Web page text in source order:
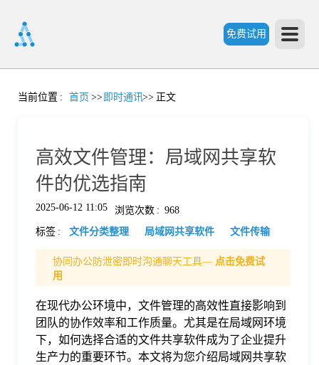
免费试用
首
价
格
当前位置 : 首页 >> 即时通讯>> 正文
高效文件管理：局域网共享软
件的优选指南
2025-06-12 11:05 浏览次数 : 968
标签 : 文件分类整理 局域网共享软件 文件传输
协同办公防泄密即时沟通聊天工具— 点击免费试
用
在现代办公环境中，文件管理的高效性直接影响到
团队的协作效率和工作质量。尤其是在局域网环境
下，如何选择合适的文件共享软件成为了企业提升
生产力的重要环节。本文将为您介绍局域网共享软